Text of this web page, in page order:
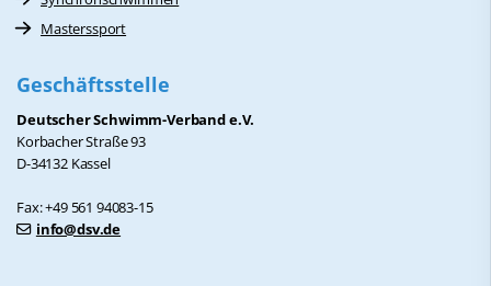
Masterssport
Geschäftsstelle
Deutscher Schwimm-Verband e.V.
Korbacher Straße 93
D-34132 Kassel
Fax: +49 561 94083-15
info@dsv.de